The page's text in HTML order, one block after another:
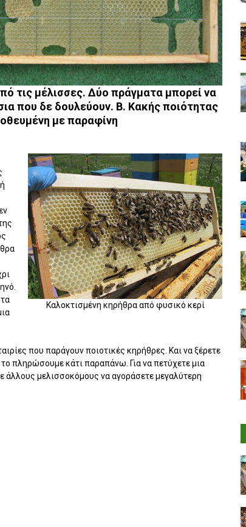
τις μέλισσες. Δύο πράγματα μπορεί να
που δε δουλεύουν. Β. Κακής ποιότητας
με παραφίνη
Καλοκτισμένη κηρήθρα από φυσικό κερί
που παράγουν ποιοτικές κηρήθρες. Και να ξέρετε
πληρώσουμε κάτι παραπάνω. Για να πετύχετε μια
άλλους μελισσοκόμους να αγοράσετε μεγαλύτερη